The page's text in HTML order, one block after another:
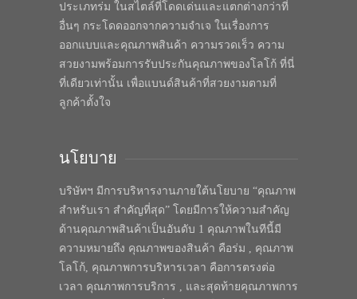
ประเภทร่ม ในสไตล์ที่โดดเด่นและแตกต่างกว่าที่
อื่นๆ กระโดดออกจากความจำเจ ในเรื่องการ
ออกแบบและคุณภาพสินค้า ความรวดเร็ว ความ
สวยงามพร้อมการรับประกันคุณภาพของโลโก้ ที่นี่
ที่เดียวเท่านั้น เพื่อแบนด์สินค้าที่สวยงามตามที่
ลูกค้าตั้งใจ
นโยบาย
บริษัทฯ มีการบริหารงานภายใต้นโยบาย “คุณภาพ
สำหรับเรา สำคัญที่สุด” โดยมีการให้ความสำคัญ
ด้านคุณภาพสินค้าเป็นอันดับ 1 คุณภาพในทีนี้มี
ความหมายถึง คุณภาพของสินค้า คือร่ม , คุณภาพ
โลโก้, คุณภาพการบริหารเวลา คือการตรงต่อ
เวลา คุณภาพการบริการ , และสุดท้ายคุณภาพการ